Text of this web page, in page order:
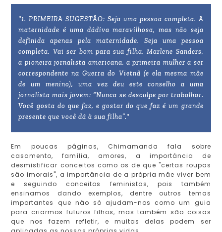
"1. PRIMEIRA SUGESTÃO: Seja uma pessoa completa. A
maternidade é uma dádiva maravilhosa, mas não seja
definida apenas pela maternidade. Seja uma pessoa
completa. Vai ser bom para sua filha. Marlene Sanders,
a pioneira jornalista americana, a primeira mulher a ser
correspondente na Guerra do Vietnã (e ela mesma mãe
de um menino), uma vez deu este conselho a uma
jornalista mais jovem: “Nunca se desculpe por trabalhar.
Você gosta do que faz, e gostar do que faz é um grande
presente que você dá à sua filha”."
Em poucas páginas, Chimamanda fala sobre
casamento, família, amores, a importância de
desmistificar conceitos como os de que "certas roupas
são imorais", a importância de a própria mãe viver bem
e seguindo conceitos feministas, pois também
ensinamos dando exemplos, dentre outros temas
importantes que não só ajudam-nos como um guia
para criarmos futuros filhos, mas também são coisas
que nos fazem refletir, e muitas delas podem ser